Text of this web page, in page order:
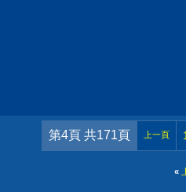
第4頁 共171頁 上一頁
«